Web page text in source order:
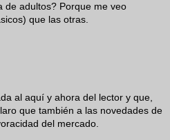
de adultos? Porque me veo
que las otras.
al aquí y ahora del lector y que,
que también a las novedades de
del mercado.